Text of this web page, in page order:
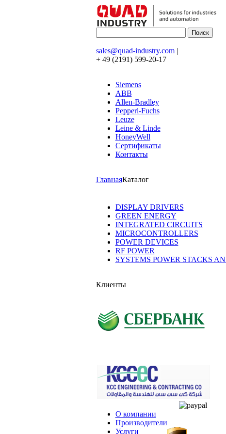
sales@quad-industry.com|
+ 49 (2191) 599-20-17
Siemens
ABB
Allen-Bradley
Pepperl-Fuchs
Leuze
Leine & Linde
HoneyWell
Сертификаты
Контакты
ГлавнаяКаталог
DISPLAY DRIVERS
GREEN ENERGY
INTEGRATED CIRCUITS
MICROCONTROLLERS
POWER DEVICES
RF POWER
SYSTEMS POWER STACKS
Клиенты
О компании
Производители
Услуги